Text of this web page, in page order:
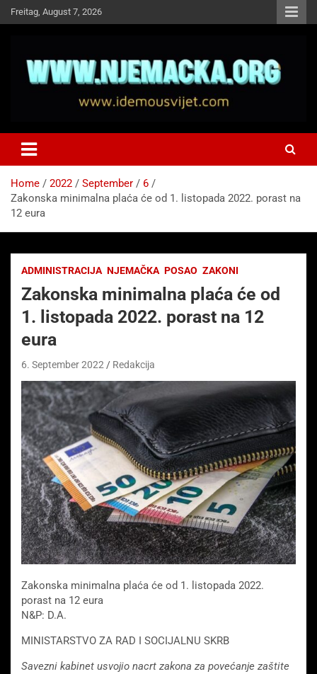
Skip
to
Freitag, August 7, 2026
Idemo u Svijet-Njemacka!
Home 2022 September
6
Zakonska minimalna plaća će od 1. listopada 2022. porast na
12 eura
ADMINISTRACIJA NJEMAČKA POSAO ZAKONI
Zakonska minimalna plaća će od
1. listopada 2022. porast na 12
eura
6. September 2022 Redakcija
Zakonska minimalna plaća će od 1. listopada 2022.
porast na 12 eura
N&P: D.A.
MINISTARSTVO ZA RAD I SOCIJALNU SKRB
Savezni kabinet usvojio nacrt zakona za povećanje zaštite